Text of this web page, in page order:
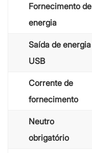
Fornecimento de
energia
Saída de energia
USB
Corrente de
fornecimento
Neutro
obrigatório